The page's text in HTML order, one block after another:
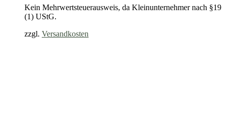
Kein Mehrwertsteuerausweis, da Kleinunternehmer nach §19
(1) UStG.
zzgl. Versandkosten